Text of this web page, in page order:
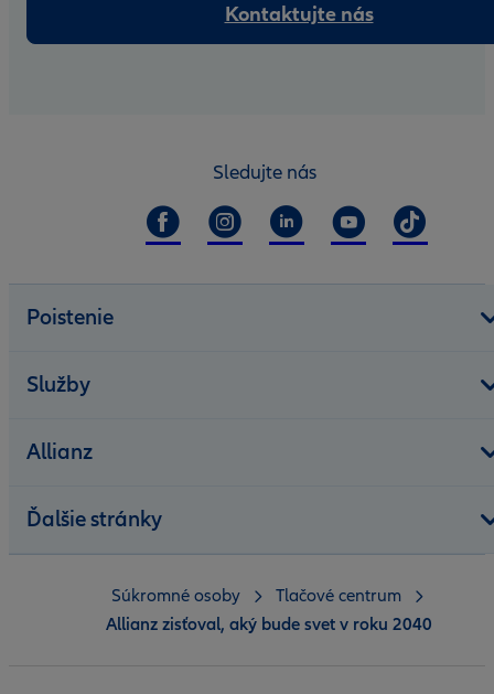
Kontaktujte nás
Sledujte nás
Poistenie
Služby
Allianz
Ďalšie stránky
Súkromné osoby
Tlačové centrum
Allianz zisťoval, aký bude svet v roku 2040